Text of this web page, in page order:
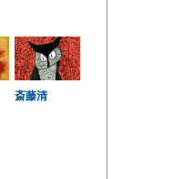
斎藤清